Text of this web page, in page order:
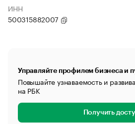
ИНН
500315882007
Управляйте профилем бизнеса и
Повышайте узнаваемость и
на РБК
Получить